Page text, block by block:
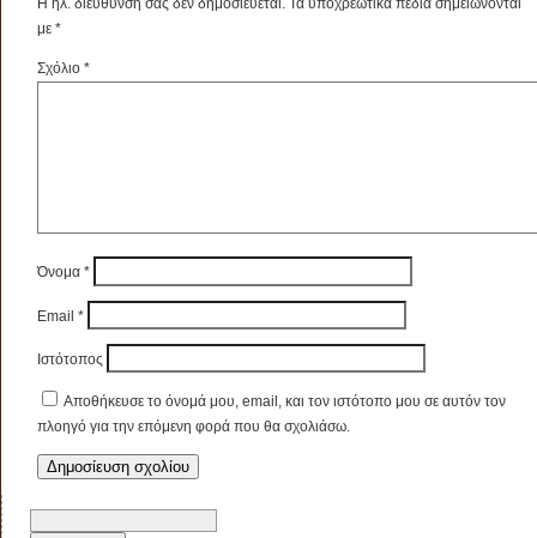
Η ηλ. διεύθυνση σας δεν δημοσιεύεται. Τα υποχρεωτικά πεδία σημειώνονται
με *
Σχόλιο *
Όνομα *
Email *
Ιστότοπος
Αποθήκευσε το όνομά μου, email, και τον ιστότοπο μου σε αυτόν τον
πλοηγό για την επόμενη φορά που θα σχολιάσω.
Αναζήτηση
για: